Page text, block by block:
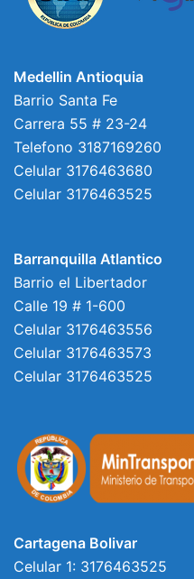
Medellin Antioquia
Barrio Santa Fe
Carrera 55 # 23-24
Telefono 3187169260
Celular 3176463680
Celular 3176463525
Barranquilla Atlantico
Barrio el Libertador
Calle 19 # 1-600
Celular 3176463556
Celular 3176463573
Celular 3176463525
Cartagena Bolivar
Celular 1: 3176463525